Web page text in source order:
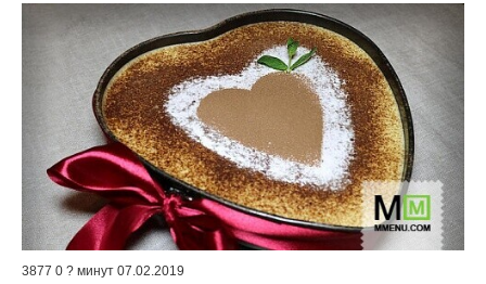
3877 0 ? минут 07.02.2019